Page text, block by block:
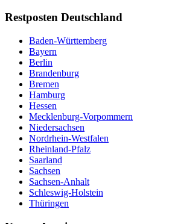
Restposten Deutschland
Baden-Württemberg
Bayern
Berlin
Brandenburg
Bremen
Hamburg
Hessen
Mecklenburg-Vorpommern
Niedersachsen
Nordrhein-Westfalen
Rheinland-Pfalz
Saarland
Sachsen
Sachsen-Anhalt
Schleswig-Holstein
Thüringen